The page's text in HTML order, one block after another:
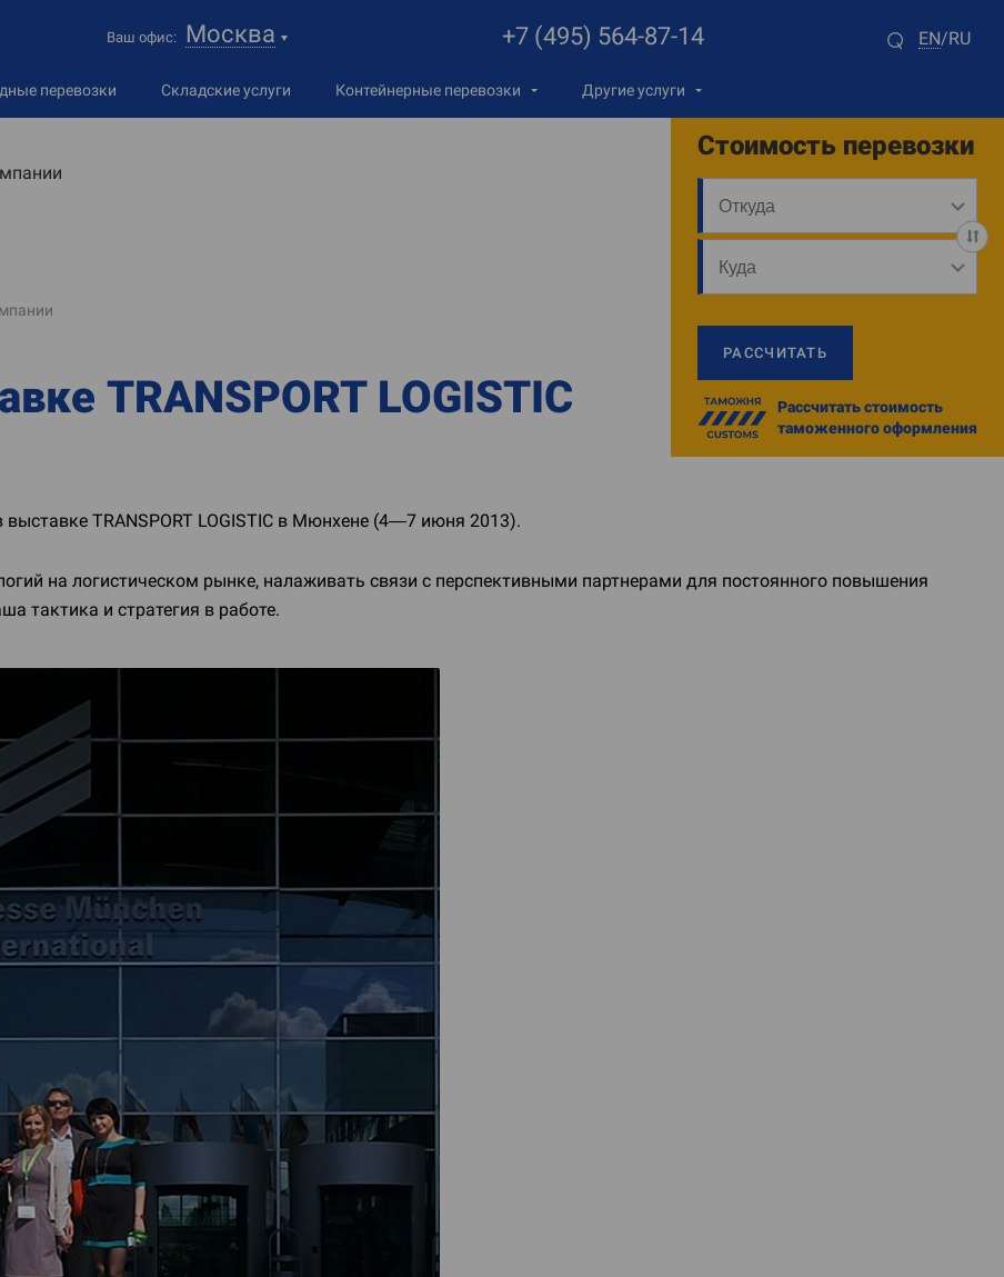
Ваш офис: Москва +7 (495) 564-87-14 EN/RU
перевозки Складские услуги Контейнерные перевозки Другие услуги
Стоимость перевозки
РАССЧИТАТЬ
Рассчитать стоимость
таможенного оформления
TRANSPORT LOGISTIC
TRANSPORT LOGISTIC в Мюнхене (4—7 июня 2013).
на логистическом рынке, налаживать связи с перспективными партнерами для постоянного повышения
тактика и стратегия в работе.